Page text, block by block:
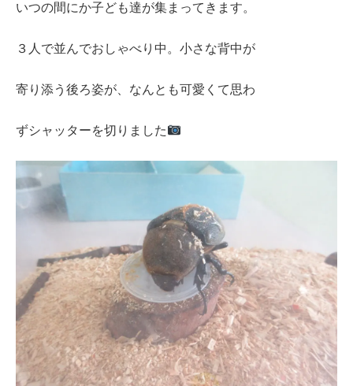
いつの間にか子ども達が集まってきます。
３人で並んでおしゃべり中。小さな背中が
寄り添う後ろ姿が、なんとも可愛くて思わ
ずシャッターを切りました